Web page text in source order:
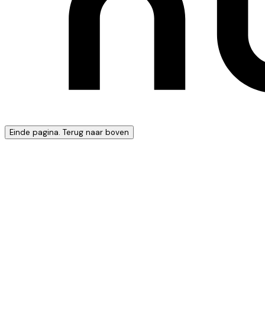
Einde pagina. Terug naar boven